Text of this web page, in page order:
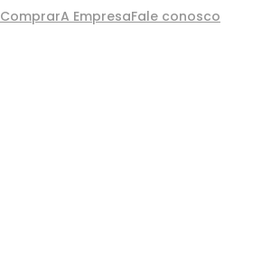
ComprarA EmpresaFale conosco